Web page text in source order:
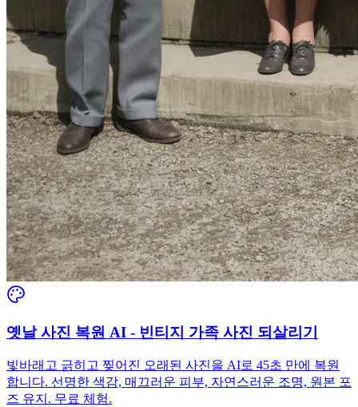
옛날 사진 복원 AI - 빈티지 가족 사진 되살리기
빛바래고 긁히고 찢어진 오래된 사진을 AI로 45초 만에 복원
합니다. 선명한 색감, 매끄러운 피부, 자연스러운 조명, 원본 포
즈 유지. 무료 체험.